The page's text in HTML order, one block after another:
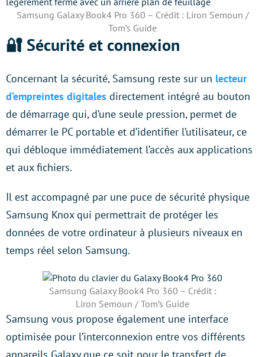
Samsung Galaxy Book4 Pro 360 – Crédit : Liron Semoun /
Tom’s Guide
🔐 Sécurité et connexion
Concernant la sécurité, Samsung reste sur un lecteur
d’empreintes digitales directement intégré au bouton
de démarrage qui, d’une seule pression, permet de
démarrer le PC portable et d’identifier l’utilisateur, ce
qui débloque immédiatement l’accès aux applications
et aux fichiers.
Il est accompagné par une puce de sécurité physique
Samsung Knox qui permettrait de protéger les
données de votre ordinateur à plusieurs niveaux en
temps réel selon Samsung.
Samsung Galaxy Book4 Pro 360 – Crédit :
Liron Semoun / Tom’s Guide
Samsung vous propose également une interface
optimisée pour l’interconnexion entre vos différents